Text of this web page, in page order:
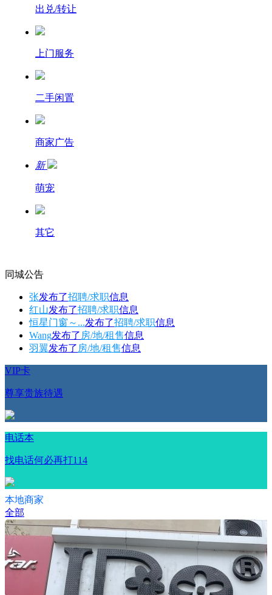
出兑/转让
上门服务
二手闲置
商家广告
新
萌宠
其它
同城公告
张发布了招聘/求职信息
红山发布了招聘/求职信息
恒星门窗～...发布了招聘/求职信息
Wang发布了 房/地/租售信息
羽翼发布了 房/地/租售信息
VIP卡
尊享贵族待遇
电话本
找电话何必再打114
本地商家
全部